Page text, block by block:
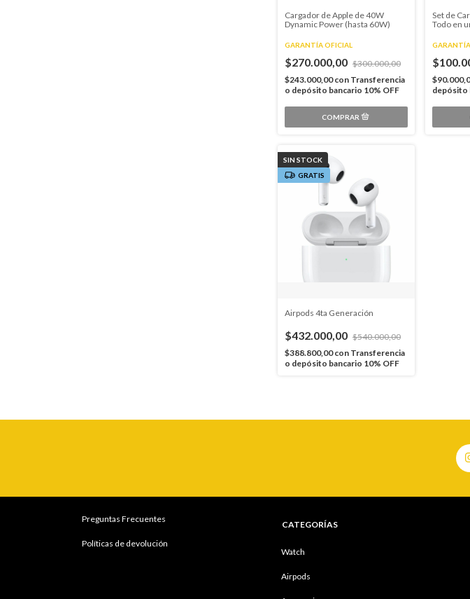
Cargador de Apple de 40W
Dynamic Power (hasta 60W)
GARANTÍA OFICIAL
$270.000,00 $300.000,00
$243.000,00con Transferencia
o depósito bancario 10% OFF
Set de
Todo en
depósito
SIN STOCK
GRATIS
Airpods 4ta Generación
$432.000,00 $540.000,00
$388.800,00con Transferencia
o depósito bancario 10% OFF
Preguntas Frecuentes
Políticas de devolución
CATEGORÍAS
Watch
Airpods